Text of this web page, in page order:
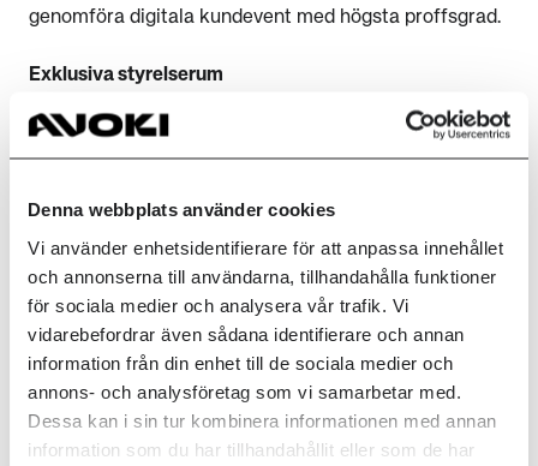
Denna webbplats använder cookies
Vi använder enhetsidentifierare för att anpassa innehållet
och annonserna till användarna, tillhandahålla funktioner
för sociala medier och analysera vår trafik. Vi
vidarebefordrar även sådana identifierare och annan
information från din enhet till de sociala medier och
annons- och analysföretag som vi samarbetar med.
Dessa kan i sin tur kombinera informationen med annan
information som du har tillhandahållit eller som de har
genomföra digitala kundevent med högsta proffsgrad.
Exklusiva styrelserum
osynlig men alltid närvarande. Vi integrerar dolda
mikrofoner, motoriserade skärmar och styrsystem
ska ligga på samtalen, inte på teknik eller
konfiguration.
Digitalt välkomnande i entrén
Första intrycket går aldrig att göra om. Vi hjälper er att
skapa ett välkomnande som sticker ut med hjälp av
stora bildytor och ljudmiljöer som direkt
kommunicerar vilka ni är när en besökare kliver
innanför dörren.